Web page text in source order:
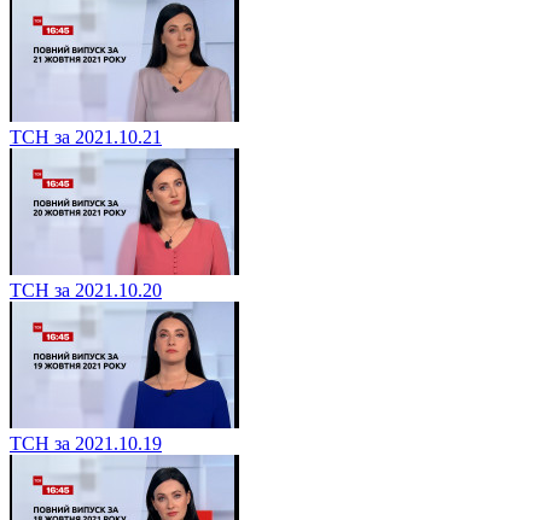
ТСН за 2021.10.21
ТСН за 2021.10.20
ТСН за 2021.10.19